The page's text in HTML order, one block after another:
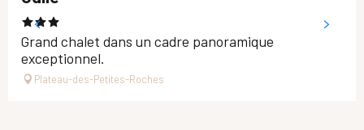
Grand chalet dans un cadre panoramique
exceptionnel.
Plateau-des-Petites-Roches